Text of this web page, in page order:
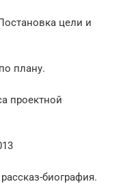
цели и
плану.
проектной
рассказ-биография.